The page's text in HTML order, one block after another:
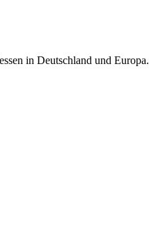
in Deutschland und Europa.